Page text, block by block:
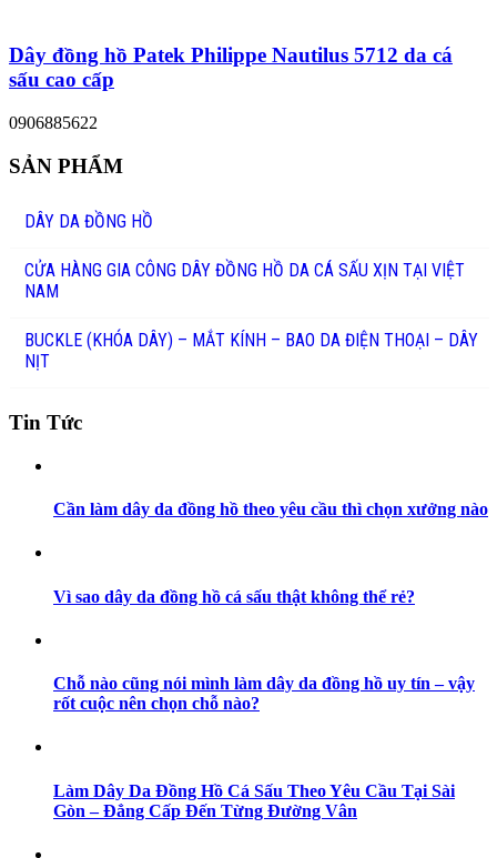
Dây đồng hồ Patek Philippe Nautilus 5712 da cá
sấu cao cấp
0906885622
SẢN PHẨM
DÂY DA ĐỒNG HỒ
CỬA HÀNG GIA CÔNG DÂY ĐỒNG HỒ DA CÁ SẤU XỊN TẠI VIỆT
NAM
BUCKLE (KHÓA DÂY) – MẮT KÍNH – BAO DA ĐIỆN THOẠI – DÂY
NỊT
Tin Tức
Cần làm dây da đồng hồ theo yêu cầu thì chọn xưởng nào
Vì sao dây da đồng hồ cá sấu thật không thể rẻ?
Chỗ nào cũng nói mình làm dây da đồng hồ uy tín – vậy
rốt cuộc nên chọn chỗ nào?
Làm Dây Da Đồng Hồ Cá Sấu Theo Yêu Cầu Tại Sài
Gòn – Đẳng Cấp Đến Từng Đường Vân